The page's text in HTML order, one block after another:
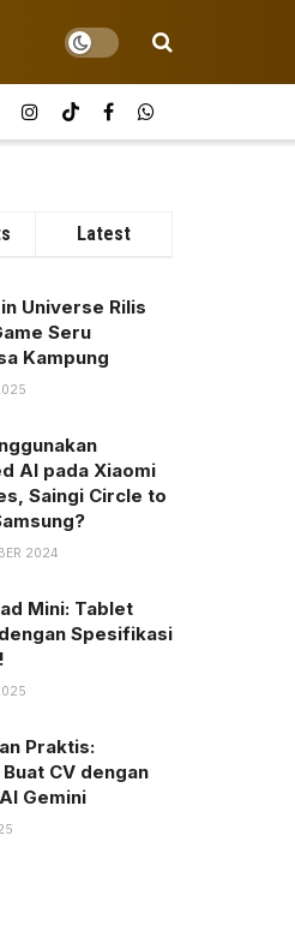
Latest
Universe Rilis
Seru
Kampung
AI pada Xiaomi
Saingi Circle to
2024
Mini: Tablet
Spesifikasi
Praktis:
Buat CV dengan
Gemini